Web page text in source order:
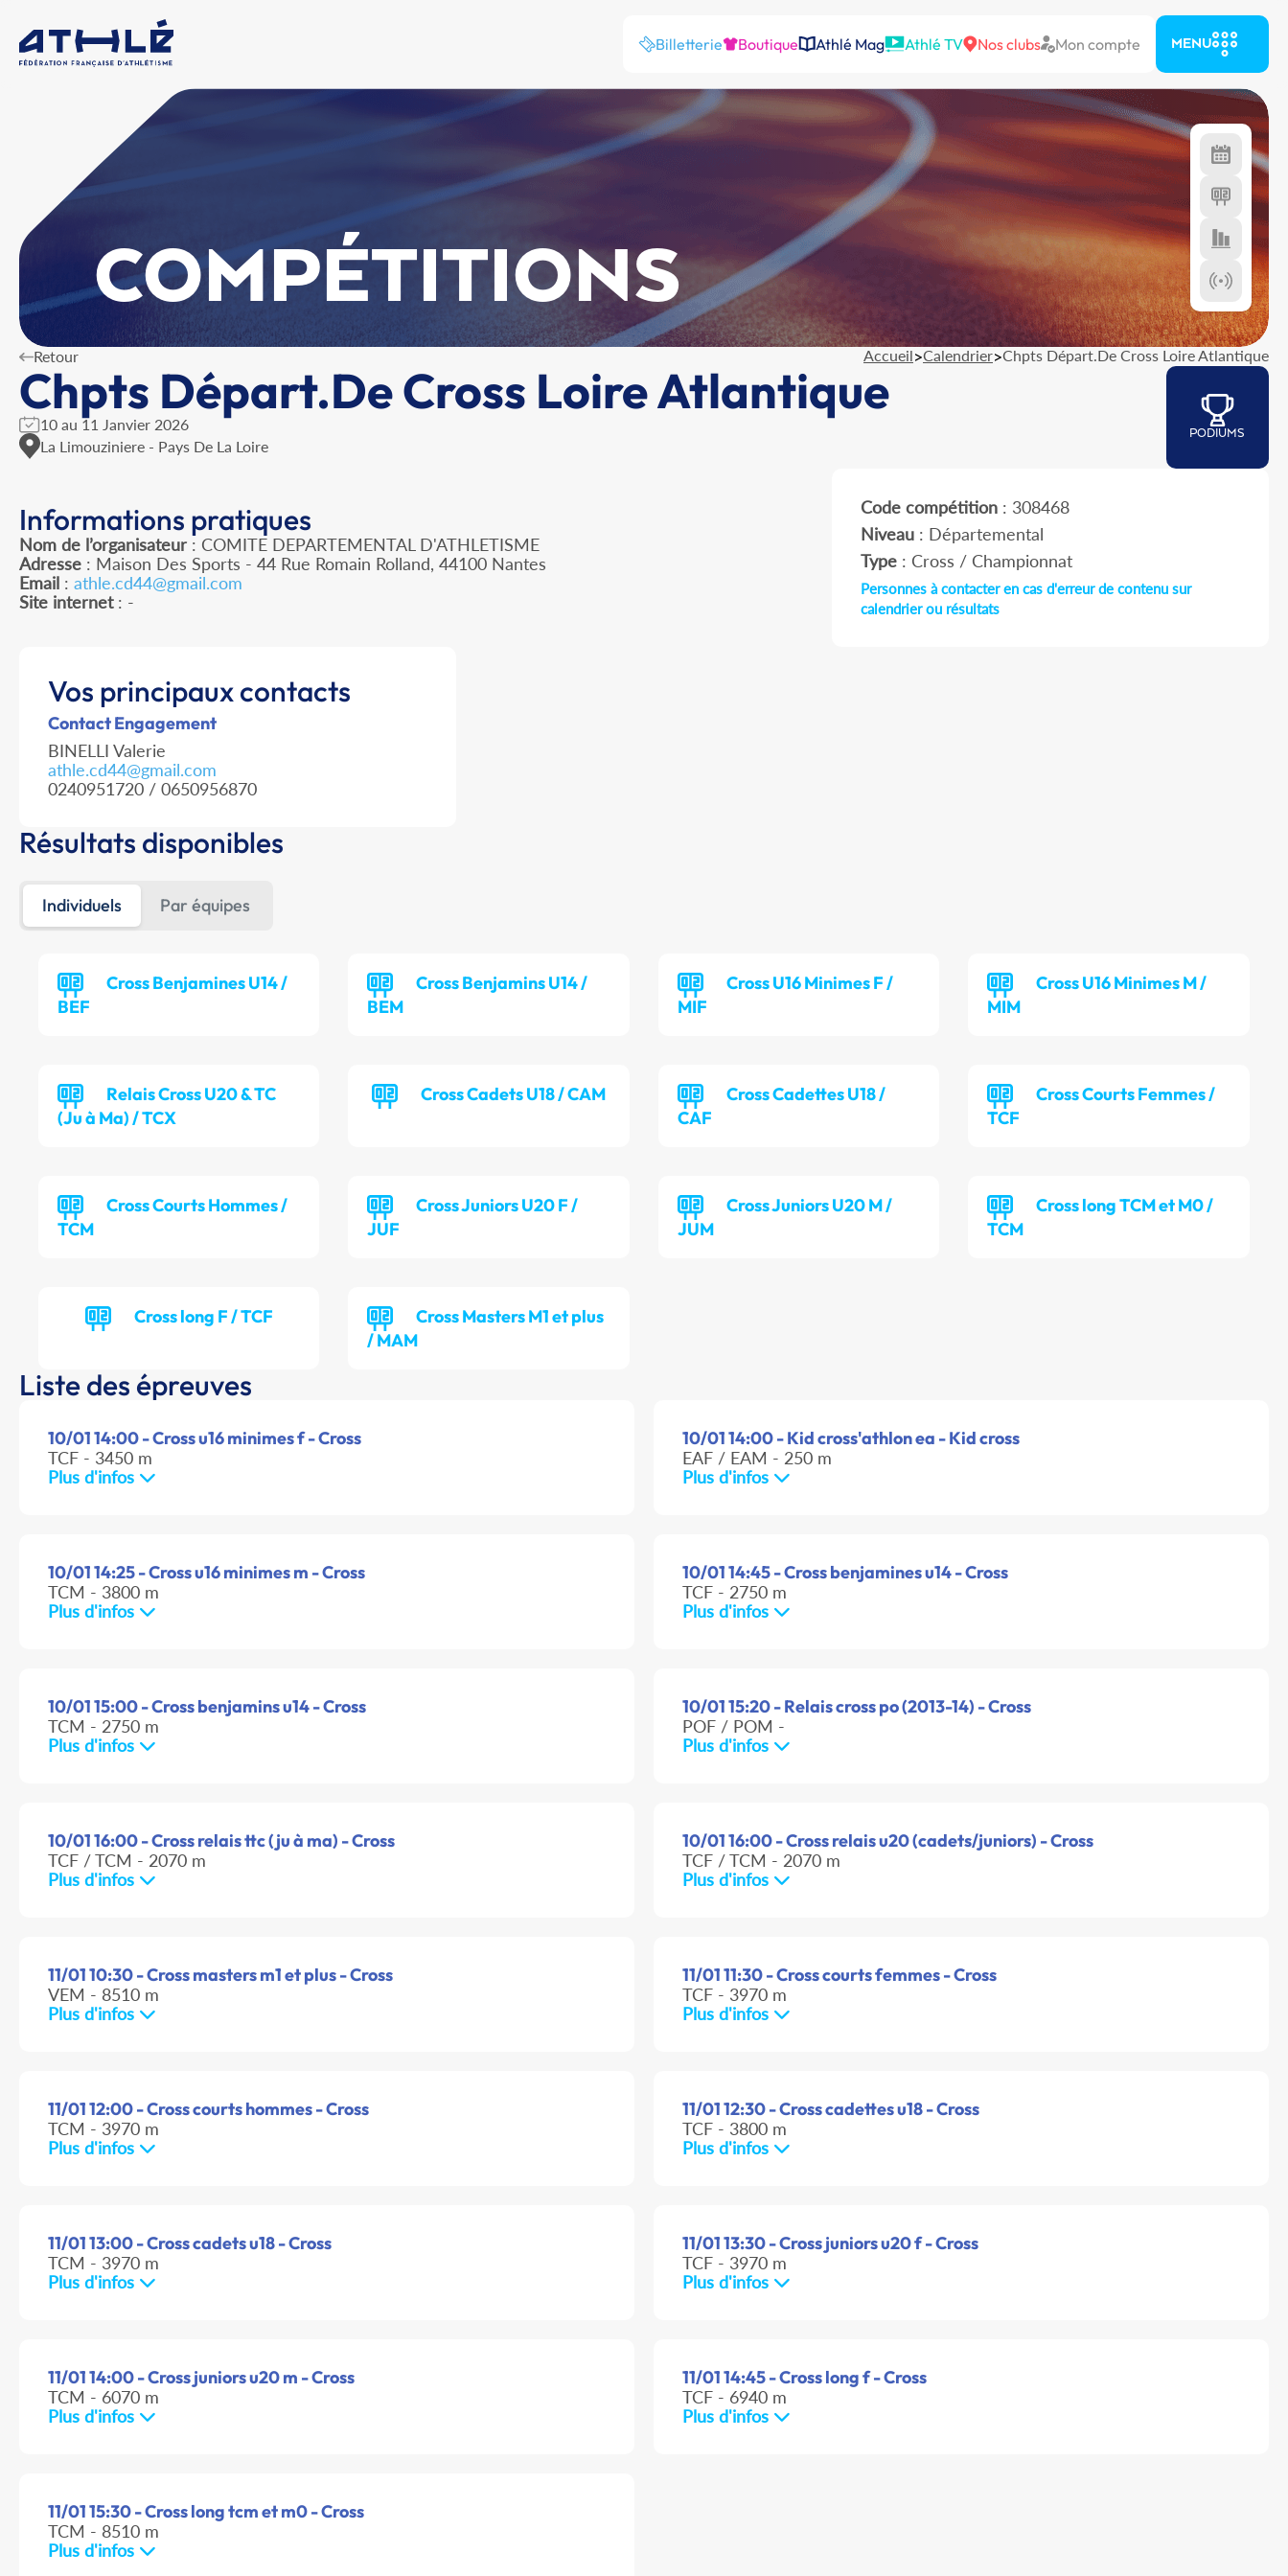
Billetterie Boutique Athlé Mag Athlé TV Nos clubs Mon compte MENU
COMPÉTITIONS
Retour Accueil>Calendrier>Chpts Départ.De Cross Loire Atlantique
Chpts Départ.De Cross Loire Atlantique
10 au 11 Janvier 2026
La Limouziniere - Pays De La Loire
PODIUMS
Informations pratiques
Nom de l’organisateur : COMITE DEPARTEMENTAL D'ATHLETISME
Adresse : Maison Des Sports - 44 Rue Romain Rolland, 44100 Nantes
Email : athle.cd44@gmail.com
Site internet: -
Code compétition: 308468
Niveau: Départemental
Type: Cross / Championnat
Personnes à contacter en cas d'erreur de contenu sur
calendrier ou résultats
Vos principaux contacts
Contact Engagement
BINELLI Valerie
athle.cd44@gmail.com
0240951720 / 0650956870
Résultats disponibles
Individuels Par équipes
Cross Benjamines U14 /
BEF
Cross Benjamins U14 /
BEM
Cross U16 Minimes F /
MIF
Cross U16 Minimes M /
MIM
Relais Cross U20 & TC
(Ju à Ma) / TCX
Cross Cadets U18 / CAM
Cross Cadettes U18 /
CAF
Cross Courts Femmes /
TCF
Cross Courts Hommes /
TCM
Cross Juniors U20 F /
JUF
Cross Juniors U20 M /
JUM
Cross long TCM et M0 /
TCM
Cross long F / TCF
Cross Masters M1 et plus
/ MAM
Liste des épreuves
10/01 14:00 - Cross u16 minimes f - Cross
TCF - 3450 m
Plus d'infos
10/01 14:00 - Kid cross'athlon ea - Kid cross
EAF / EAM - 250 m
Plus d'infos
10/01 14:25 - Cross u16 minimes m - Cross
TCM - 3800 m
Plus d'infos
10/01 14:45 - Cross benjamines u14 - Cross
TCF - 2750 m
Plus d'infos
10/01 15:00 - Cross benjamins u14 - Cross
TCM - 2750 m
Plus d'infos
10/01 15:20 - Relais cross po (2013-14) - Cross
POF / POM -
Plus d'infos
10/01 16:00 - Cross relais ttc (ju à ma) - Cross
TCF / TCM - 2070 m
Plus d'infos
10/01 16:00 - Cross relais u20 (cadets/juniors) - Cross
TCF / TCM - 2070 m
Plus d'infos
11/01 10:30 - Cross masters m1 et plus - Cross
VEM - 8510 m
Plus d'infos
11/01 11:30 - Cross courts femmes - Cross
TCF - 3970 m
Plus d'infos
11/01 12:00 - Cross courts hommes - Cross
TCM - 3970 m
Plus d'infos
11/01 12:30 - Cross cadettes u18 - Cross
TCF - 3800 m
Plus d'infos
11/01 13:00 - Cross cadets u18 - Cross
TCM - 3970 m
Plus d'infos
11/01 13:30 - Cross juniors u20 f - Cross
TCF - 3970 m
Plus d'infos
11/01 14:00 - Cross juniors u20 m - Cross
TCM - 6070 m
Plus d'infos
11/01 14:45 - Cross long f - Cross
TCF - 6940 m
Plus d'infos
11/01 15:30 - Cross long tcm et m0 - Cross
TCM - 8510 m
Plus d'infos